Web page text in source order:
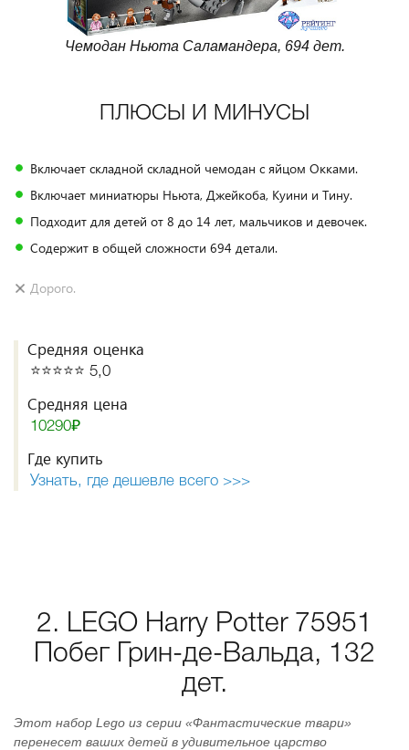
Чемодан Ньюта Саламандера, 694 дет.
ПЛЮСЫ И МИНУСЫ
Включает складной складной чемодан с яйцом Окками.
Включает миниатюры Ньюта, Джейкоба, Куини и Тину.
Подходит для детей от 8 до 14 лет, мальчиков и девочек.
Содержит в общей сложности 694 детали.
Дорого.
Средняя оценка
⭐️⭐️⭐️⭐️⭐️ 5,0
Средняя цена
10290₽
Где купить
Узнать, где дешевле всего >>>
2. LEGO Harry Potter 75951
Побег Грин-де-Вальда, 132
дет.
Этот набор Lego из серии «Фантастические твари»
перенесет ваших детей в удивительное царство